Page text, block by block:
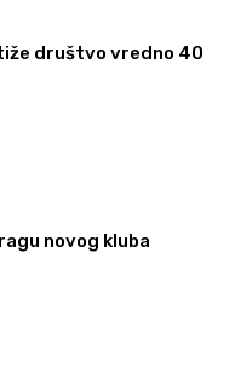
društvo vredno 40
novog kluba